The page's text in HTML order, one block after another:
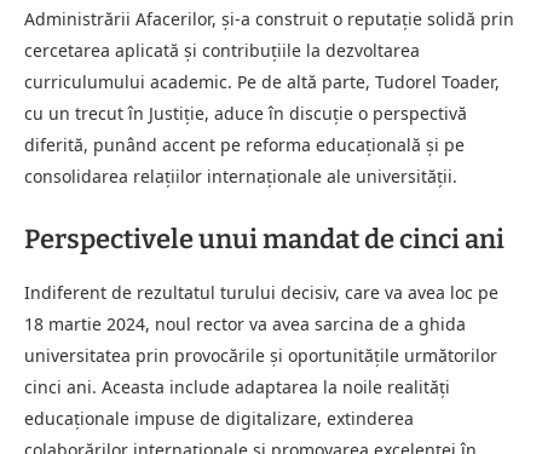
Administrării Afacerilor, și-a construit o reputație solidă prin
cercetarea aplicată și contribuțiile la dezvoltarea
curriculumului academic. Pe de altă parte, Tudorel Toader,
cu un trecut în Justiție, aduce în discuție o perspectivă
diferită, punând accent pe reforma educațională și pe
consolidarea relațiilor internaționale ale universității.
Perspectivele unui mandat de cinci ani
Indiferent de rezultatul turului decisiv, care va avea loc pe
18 martie 2024, noul rector va avea sarcina de a ghida
universitatea prin provocările și oportunitățile următorilor
cinci ani. Aceasta include adaptarea la noile realități
educaționale impuse de digitalizare, extinderea